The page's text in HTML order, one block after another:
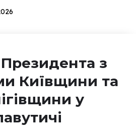
Президента з
Київщини та
у